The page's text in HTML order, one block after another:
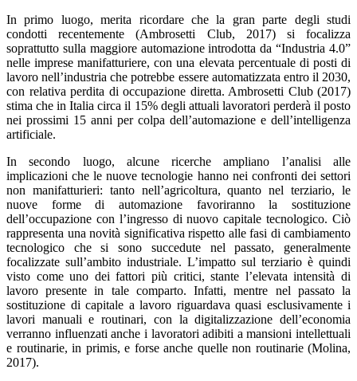
In primo luogo, merita ricordare che la gran parte degli studi
condotti recentemente (Ambrosetti Club, 2017) si focalizza
soprattutto sulla maggiore automazione introdotta da “Industria 4.0”
nelle imprese manifatturiere, con una elevata percentuale di posti di
lavoro nell’industria che potrebbe essere automatizzata entro il 2030,
con relativa perdita di occupazione diretta. Ambrosetti Club (2017)
stima che in Italia circa il 15% degli attuali lavoratori perderà il posto
nei prossimi 15 anni per colpa dell’automazione e dell’intelligenza
artificiale.
In secondo luogo, alcune ricerche ampliano l’analisi alle
implicazioni che le nuove tecnologie hanno nei confronti dei settori
non manifatturieri: tanto nell’agricoltura, quanto nel terziario, le
nuove forme di automazione favoriranno la sostituzione
dell’occupazione con l’ingresso di nuovo capitale tecnologico. Ciò
rappresenta una novità significativa rispetto alle fasi di cambiamento
tecnologico che si sono succedute nel passato, generalmente
focalizzate sull’ambito industriale. L’impatto sul terziario è quindi
visto come uno dei fattori più critici, stante l’elevata intensità di
lavoro presente in tale comparto. Infatti, mentre nel passato la
sostituzione di capitale a lavoro riguardava quasi esclusivamente i
lavori manuali e routinari, con la digitalizzazione dell’economia
verranno influenzati anche i lavoratori adibiti a mansioni intellettuali
e routinarie, in primis, e forse anche quelle non routinarie (Molina,
2017).